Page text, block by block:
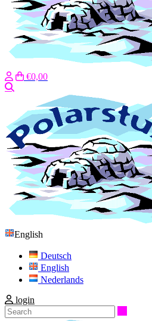
€0,00
English
Deutsch
English
Nederlands
login